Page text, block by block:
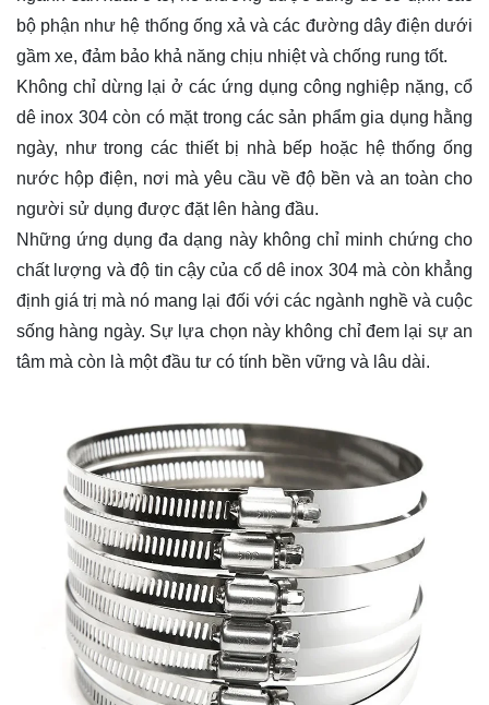
bộ phận như hệ thống ống xả và các đường dây điện dưới
gầm xe, đảm bảo khả năng chịu nhiệt và chống rung tốt.
Không chỉ dừng lại ở các ứng dụng công nghiệp nặng, cổ
dê inox 304 còn có mặt trong các sản phẩm gia dụng hằng
ngày, như trong các thiết bị nhà bếp hoặc hệ thống ống
nước hộp điện, nơi mà yêu cầu về độ bền và an toàn cho
người sử dụng được đặt lên hàng đầu.
Những ứng dụng đa dạng này không chỉ minh chứng cho
chất lượng và độ tin cậy của cổ dê inox 304 mà còn khẳng
định giá trị mà nó mang lại đối với các ngành nghề và cuộc
sống hàng ngày. Sự lựa chọn này không chỉ đem lại sự an
tâm mà còn là một đầu tư có tính bền vững và lâu dài.